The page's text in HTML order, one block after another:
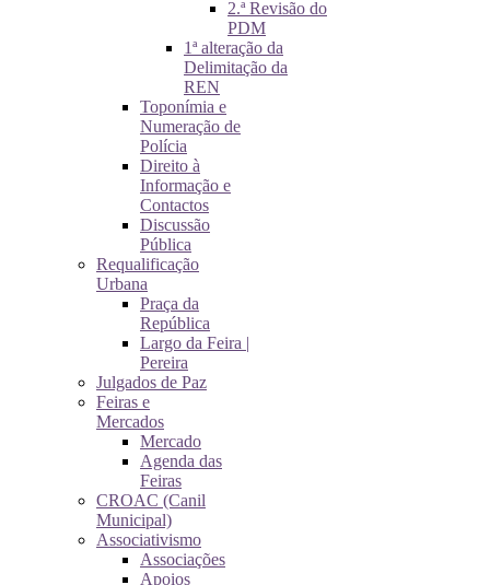
2.ª Revisão do
PDM
1ª alteração da
Delimitação da
REN
Toponímia e
Numeração de
Polícia
Direito à
Informação e
Contactos
Discussão
Pública
Requalificação
Urbana
Praça da
República
Largo da Feira |
Pereira
Julgados de Paz
Feiras e
Mercados
Mercado
Agenda das
Feiras
CROAC (Canil
Municipal)
Associativismo
Associações
Apoios